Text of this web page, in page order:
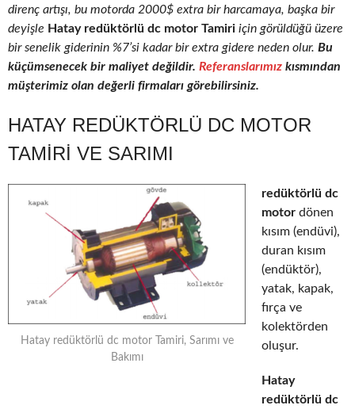
direnç artışı, bu motorda 2000$ extra bir harcamaya, başka bir
deyişle Hatay redüktörlü dc motor Tamiri için görüldüğü üzere
bir senelik giderinin %7’si kadar bir extra gidere neden olur. Bu
küçümsenecek bir maliyet değildir. Referanslarımız kısmından
müşterimiz olan değerli firmaları görebilirsiniz.
HATAY REDÜKTÖRLÜ DC MOTOR
TAMIRI VE SARIMI
Hatay redüktörlü dc motor Tamiri, Sarımı ve
Bakımı
redüktörlü dc
motor dönen
kısım (endüvi),
duran kısım
(endüktör),
yatak, kapak,
fırça ve
kolektörden
oluşur.
Hatay
redüktörlü dc